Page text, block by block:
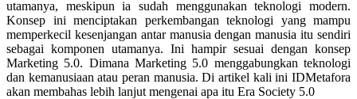
utamanya, meskipun ia sudah menggunakan teknologi modern.
Konsep ini menciptakan perkembangan teknologi yang mampu
memperkecil kesenjangan antar manusia dengan manusia itu sendiri
sebagai komponen utamanya. Ini hampir sesuai dengan konsep
Marketing 5.0. Dimana Marketing 5.0 menggabungkan teknologi
dan kemanusiaan atau peran manusia. Di artikel kali ini IDMetafora
akan membahas lebih lanjut mengenai apa itu Era Society 5.0